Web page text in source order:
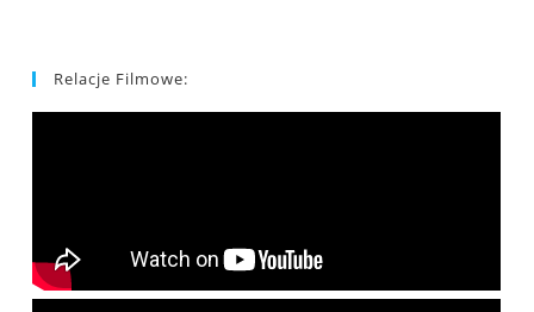
Relacje Filmowe: